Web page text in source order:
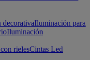
Iluminación para
Iluminación
rielesCintas Led